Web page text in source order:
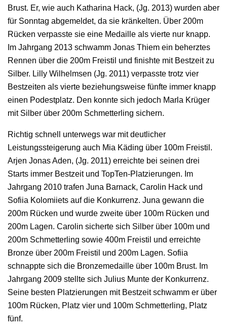
Brust. Er, wie auch Katharina Hack, (Jg. 2013) wurden aber
für Sonntag abgemeldet, da sie kränkelten. Über 200m
Rücken verpasste sie eine Medaille als vierte nur knapp.
Im Jahrgang 2013 schwamm Jonas Thiem ein beherztes
Rennen über die 200m Freistil und finishte mit Bestzeit zu
Silber. Lilly Wilhelmsen (Jg. 2011) verpasste trotz vier
Bestzeiten als vierte beziehungsweise fünfte immer knapp
einen Podestplatz. Den konnte sich jedoch Marla Krüger
mit Silber über 200m Schmetterling sichern.
Richtig schnell unterwegs war mit deutlicher
Leistungssteigerung auch Mia Käding über 100m Freistil.
Arjen Jonas Aden, (Jg. 2011) erreichte bei seinen drei
Starts immer Bestzeit und TopTen-Platzierungen. Im
Jahrgang 2010 trafen Juna Barnack, Carolin Hack und
Sofiia Kolomiiets auf die Konkurrenz. Juna gewann die
200m Rücken und wurde zweite über 100m Rücken und
200m Lagen. Carolin sicherte sich Silber über 100m und
200m Schmetterling sowie 400m Freistil und erreichte
Bronze über 200m Freistil und 200m Lagen. Sofiia
schnappte sich die Bronzemedaille über 100m Brust. Im
Jahrgang 2009 stellte sich Julius Munte der Konkurrenz.
Seine besten Platzierungen mit Bestzeit schwamm er über
100m Rücken, Platz vier und 100m Schmetterling, Platz
fünf.